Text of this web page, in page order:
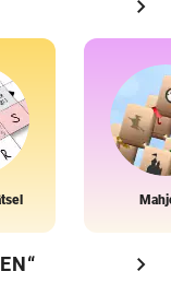
chevron_right